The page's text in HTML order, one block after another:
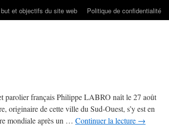
et objectifs du site web Politique de confidentialité
parolier français Philippe LABRO naît le 27 août
originaire de cette ville du Sud-Ouest, s’y est en
mondiale après un … Continuer la lecture →